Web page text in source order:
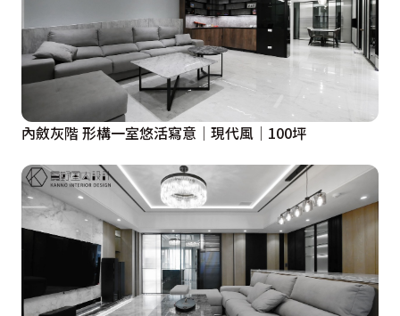
內斂灰階 形構一室悠活寫意│現代風│100坪